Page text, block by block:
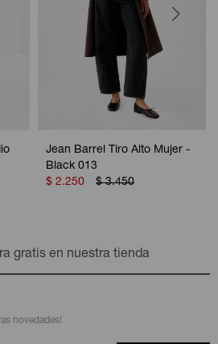
Jean Barrel Tiro Alto Mujer -
Black 013
$ 2.250 $ 3.450
gratis en nuestra tienda
novedades!